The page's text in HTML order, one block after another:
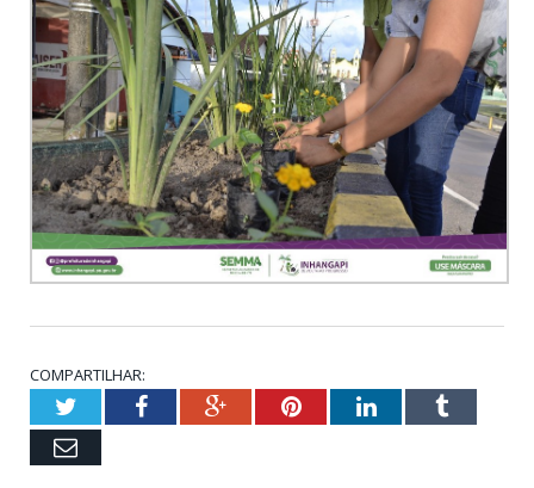
COMPARTILHAR:
TwitterFacebookGoogle+PinterestLinkedInTumblr
Email